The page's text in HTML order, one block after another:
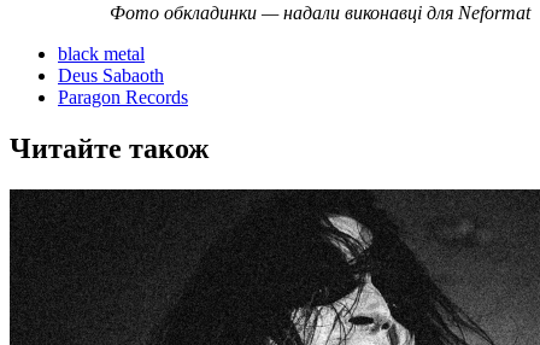
Фото обкладинки — надали виконавці для Neformat
black metal
Deus Sabaoth
Paragon Records
Читайте також